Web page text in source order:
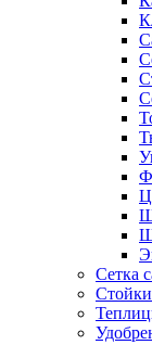
Сетка
Стойки